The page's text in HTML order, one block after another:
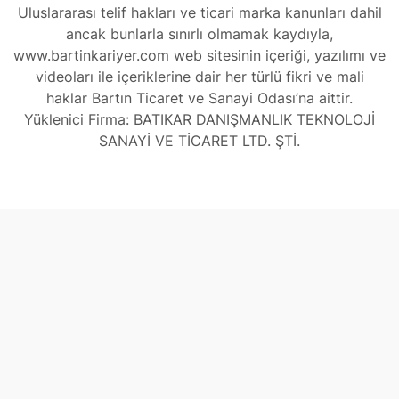
Uluslararası telif hakları ve ticari marka kanunları dahil
ancak bunlarla sınırlı olmamak kaydıyla,
www.bartinkariyer.com web sitesinin içeriği, yazılımı ve
videoları ile içeriklerine dair her türlü fikri ve mali
haklar Bartın Ticaret ve Sanayi Odası’na aittir.
Yüklenici Firma: BATIKAR DANIŞMANLIK TEKNOLOJİ
SANAYİ VE TİCARET LTD. ŞTİ.